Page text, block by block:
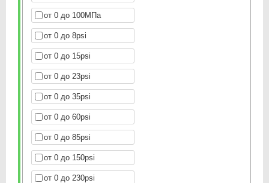
от 0 до 100МПа
от 0 до 8psi
от 0 до 15psi
от 0 до 23psi
от 0 до 35psi
от 0 до 60psi
от 0 до 85psi
от 0 до 150psi
от 0 до 230psi